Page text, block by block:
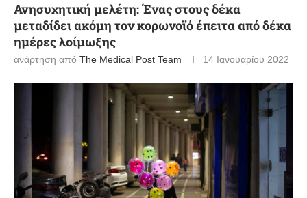
Ανησυχητική μελέτη: Ένας στους δέκα
μεταδίδει ακόμη τον κορωνοϊό έπειτα από δέκα
ημέρες λοίμωξης
ανάρτηση από The Medical Post Team 14 Ιανουαρίου 2022